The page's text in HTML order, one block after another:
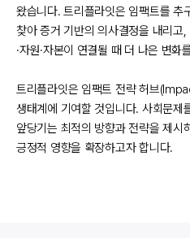
왔습니다. 트리플라잇은 임팩트를 추
찾아 증거 기반의 의사결정을 내리고
·자원·자본이 연결될 때 더 나은 변
트리플라잇은 임팩트 전략 허브
생태계에 기여할 것입니다. 사회문제
앞당기는 최적의 방향과 전략을 제시
긍정적 영향을 확장하고자 합니다.